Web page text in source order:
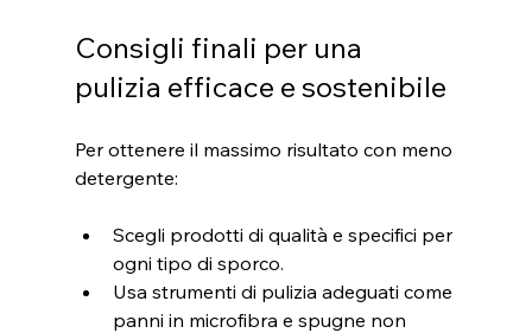
Consigli finali per una
pulizia efficace e sostenibile
Per ottenere il massimo risultato con meno
detergente:
Scegli prodotti di qualità e specifici per
ogni tipo di sporco.
Usa strumenti di pulizia adeguati come
panni in microfibra e spugne non